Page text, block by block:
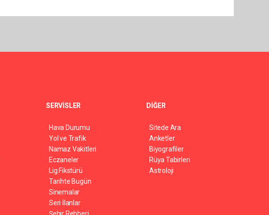
SERVİSLER
Hava Durumu
Yol ve Trafik
Namaz Vakitleri
Eczaneler
Lig Fikstürü
Tarihte Bugün
Sinemalar
Seri İlanlar
DİĞER
Sitede Ara
Anketler
Biyografiler
Rüya Tabirleri
Astroloji